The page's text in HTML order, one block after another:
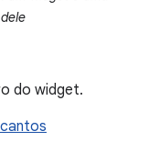
do widget.